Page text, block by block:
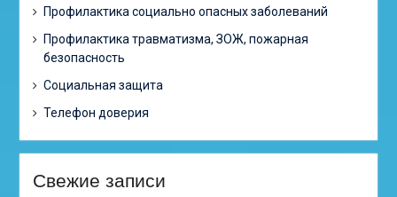
Профилактика социально опасных заболеваний
Профилактика травматизма, ЗОЖ, пожарная
безопасность
Социальная защита
Телефон доверия
Свежие записи